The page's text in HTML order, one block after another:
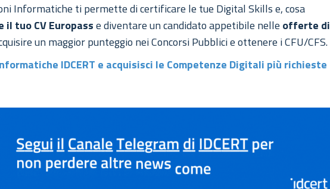
Informatiche ti permette di certificare le tue Digital Skills e, cosa
il tuo CV Europasse diventare un candidato appetibile nelle offerte di
un maggior punteggio nei Concorsi Pubblici e ottenere i CFU/CFS.
IDCERT e acquisisci le Competenze Digitali più richieste